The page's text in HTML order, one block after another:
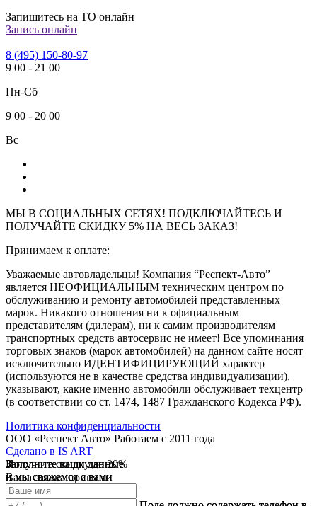
Запишитесь на ТО онлайн
Запись онлайн
8 (495) 150-80-97
9 00 - 21 00
Пн-Сб
9 00 - 20 00
Вс
МЫ В СОЦИАЛЬНЫХ СЕТЯХ! ПОДКЛЮЧАЙТЕСЬ И
ПОЛУЧАЙТЕ СКИДКУ 5% НА ВЕСЬ ЗАКАЗ!
Принимаем к оплате:
Уважаемые автовладельцы! Компания “Респект-Авто”
является НЕОФИЦИАЛЬНЫМ техническим центром по
обслуживанию и ремонту автомобилей представленных
марок. Никакого отношения ни к официальным
представителям (дилерам), ни к самим производителям
транспортных средств автосервис не имеет! Все упоминания
торговых знаков (марок автомобилей) на данном сайте носят
исключительно ИДЕНТИФИЦИРУЮЩИЙ характер
(используются не в качестве средства индивидуализации),
указывают, какие именно автомобили обслуживает техцентр
(в соответствии со ст. 1474, 1487 Гражданского Кодекса РФ).
Политика конфиденциальности
ООО «Респект Авто» Работаем с 2011 года
Сделано в IS ART
Заполните ваши данные
и мы свяжемся с вами
Получите скидку до 20%
В течении 10 дней
мы предоставляем скидку
Заполните ваши данные
и мы свяжемся с вами
✓
Ваша заявка принята
✓
Ваш ответ принят